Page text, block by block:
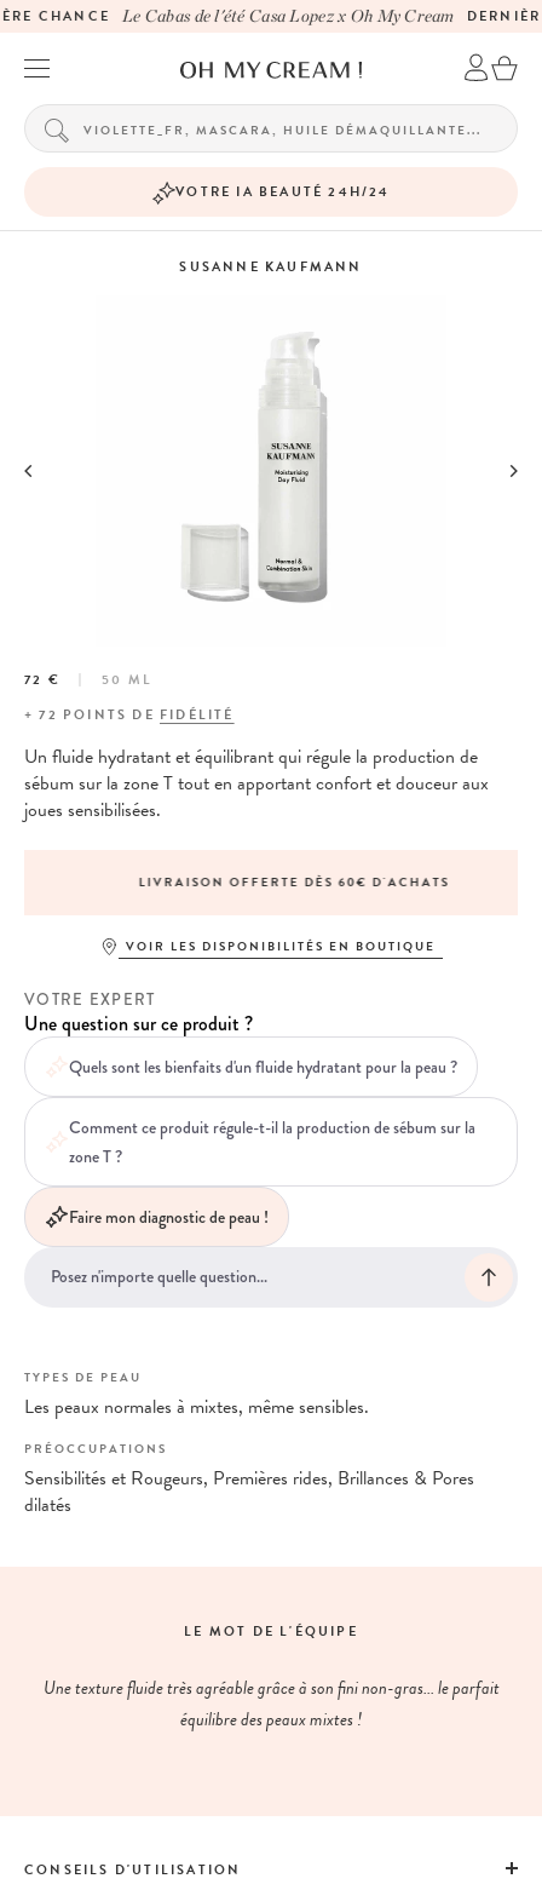
CHANCE Le Cabas de l'été Casa Lopez x Oh My Cream
VOTRE IA BEAUTÉ 24H/24
SUSANNE KAUFMANN
72 €
50 ML
+72 POINTS DE FIDÉLITÉ
Un fluide hydratant et équilibrant qui régule la production de
sébum sur la zone T tout en apportant confort et douceur aux
joues sensibilisées.
LIVRAISON OFFERTE DÈS 60€ D'ACHATS
VOIR LES DISPONIBILITÉS EN BOUTIQUE
VOTRE EXPERT
Une question sur ce produit ?
Quels sont les bienfaits d'un fluide hydratant pour la peau ?
Comment ce produit régule-t-il la production de sébum sur la
zone T ?
Faire mon diagnostic de peau !
TYPES DE PEAU
Les peaux normales à mixtes, même sensibles.
PRÉOCCUPATIONS
Sensibilités et Rougeurs, Premières rides, Brillances & Pores
dilatés
LE MOT DE L'ÉQUIPE
Une texture fluide très agréable grâce à son fini non-gras... le parfait
équilibre des peaux mixtes !
CONSEILS D'UTILISATION